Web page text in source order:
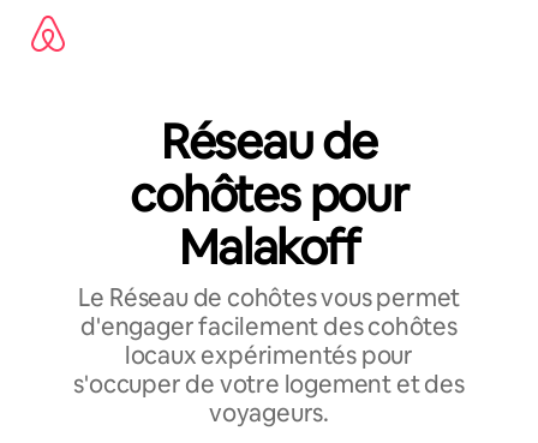
directement
Réseau de
cohôtes pour
Malakoff
Le Réseau de cohôtes vous permet
d'engager facilement des cohôtes
locaux expérimentés pour
s'occuper de votre logement et des
voyageurs.